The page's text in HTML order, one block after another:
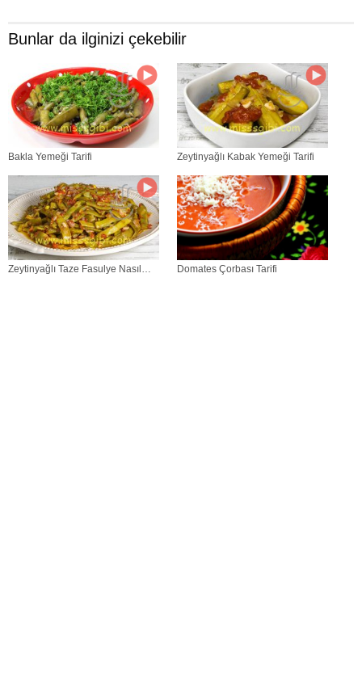
Bunlar da ilginizi çekebilir
Bakla Yemeği Tarifi Zeytinyağlı Kabak Yemeği Tarifi
Zeytinyağlı Taze Fasulye Nasıl
Domates Çorbası Tarifi